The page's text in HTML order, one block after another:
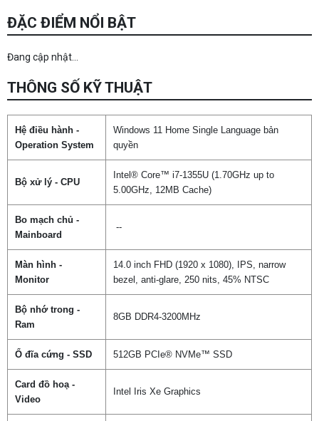
ĐẶC ĐIỂM NỔI BẬT
Đang cập nhật...
THÔNG SỐ KỸ THUẬT
Hệ điều hành -
Operation System
Windows 11 Home Single Language bản
quyền
Bộ xử lý - CPU
Intel® Core™ i7-1355U (1.70GHz up to
5.00GHz, 12MB Cache)
Bo mạch chủ -
Mainboard
--
Màn hình -
Monitor
14.0 inch FHD (1920 x 1080), IPS, narrow
bezel, anti-glare, 250 nits, 45% NTSC
Bộ nhớ trong -
Ram
8GB DDR4-3200MHz
Ổ đĩa cứng - SSD 512GB PCIe® NVMe™ SSD
Card đồ hoạ -
Video
Intel Iris Xe Graphics